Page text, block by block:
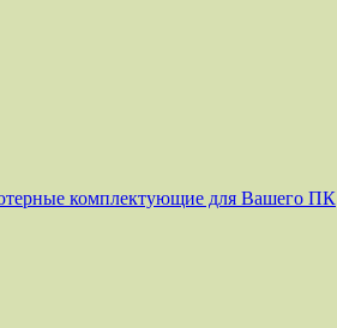
комплектующие для Вашего ПК